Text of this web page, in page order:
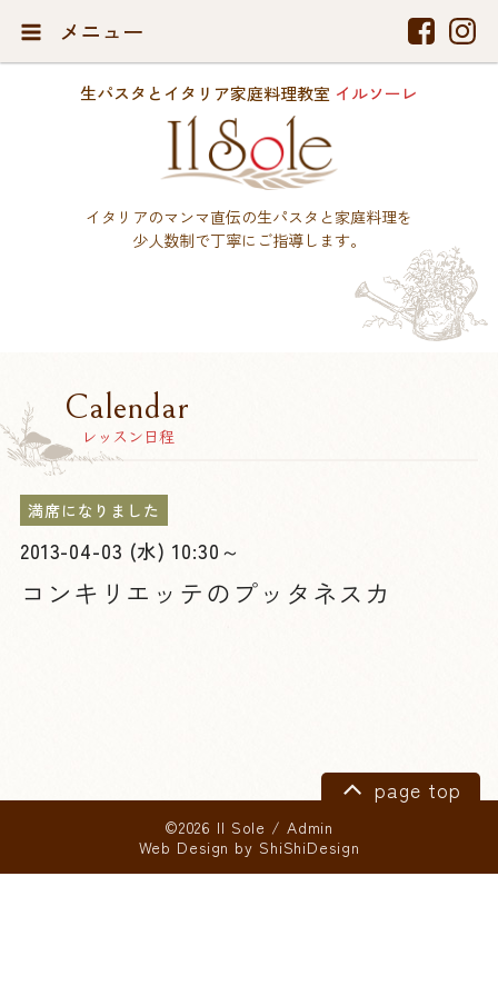
メニュー
生パスタとイタリア家庭料理教室 イルソーレ
イタリアのマンマ直伝の生パスタと家庭料理を
少人数制で丁寧にご指導します。
Calendar
レッスン日程
満席になりました
2013-04-03 (水) 10:30～
コンキリエッテのプッタネスカ
page top
©2026 Il Sole / Admin
Web Design by ShiShiDesign